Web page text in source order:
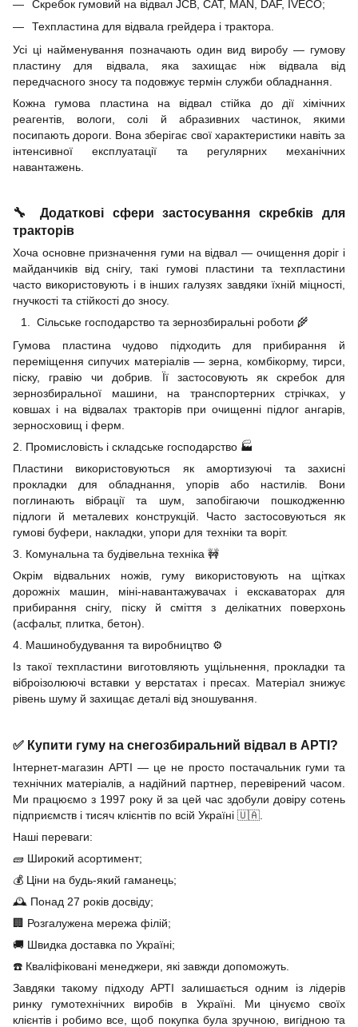
Скребок гумовий на відвал JCB, CAT, MAN, DAF, IVECO;
Техпластина для відвала грейдера і трактора.
Усі ці найменування позначають один вид виробу — гумову
пластину для відвала, яка захищає ніж відвала від
передчасного зносу та подовжує термін служби обладнання.
Кожна гумова пластина на відвал стійка до дії хімічних
реагентів, вологи, солі й абразивних частинок, якими
посипають дороги. Вона зберігає свої характеристики навіть за
інтенсивної експлуатації та регулярних механічних
навантажень.
🔧 Додаткові сфери застосування скребків для
тракторів
Хоча основне призначення гуми на відвал — очищення доріг і
майданчиків від снігу, такі гумові пластини та техпластини
часто використовують і в інших галузях завдяки їхній міцності,
гнучкості та стійкості до зносу.
Сільське господарство та зернозбиральні роботи 🌾
Гумова пластина чудово підходить для прибирання й
переміщення сипучих матеріалів — зерна, комбікорму, тирси,
піску, гравію чи добрив. Її застосовують як скребок для
зернозбиральної машини, на транспортерних стрічках, у
ковшах і на відвалах тракторів при очищенні підлог ангарів,
зерносховищ і ферм.
2. Промисловість і складське господарство 🏭
Пластини використовуються як амортизуючі та захисні
прокладки для обладнання, упорів або настилів. Вони
поглинають вібрації та шум, запобігаючи пошкодженню
підлоги й металевих конструкцій. Часто застосовуються як
гумові буфери, накладки, упори для техніки та воріт.
3. Комунальна та будівельна техніка 🚧
Окрім відвальних ножів, гуму використовують на щітках
дорожніх машин, міні-навантажувачах і екскаваторах для
прибирання снігу, піску й сміття з делікатних поверхонь
(асфальт, плитка, бетон).
4. Машинобудування та виробництво ⚙️
Із такої техпластини виготовляють ущільнення, прокладки та
віброізолюючі вставки у верстатах і пресах. Матеріал знижує
рівень шуму й захищає деталі від зношування.
✅ Купити гуму на снегозбиральний відвал в АРТІ?
Інтернет-магазин АРТІ — це не просто постачальник гуми та
технічних матеріалів, а надійний партнер, перевірений часом.
Ми працюємо з 1997 року й за цей час здобули довіру сотень
підприємств і тисяч клієнтів по всій Україні 🇺🇦.
Наші переваги:
🧱 Широкий асортимент;
💰 Ціни на будь-який гаманець;
🕰️ Понад 27 років досвіду;
🏢 Розгалужена мережа філій;
🚚 Швидка доставка по Україні;
☎️ Кваліфіковані менеджери, які завжди допоможуть.
Завдяки такому підходу АРТІ залишається одним із лідерів
ринку гумотехнічних виробів в Україні. Ми цінуємо своїх
клієнтів і робимо все, щоб покупка була зручною, вигідною та